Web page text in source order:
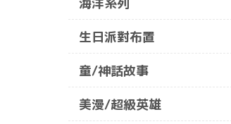
生日派對布置
童/神話故事
美漫/超級英雄